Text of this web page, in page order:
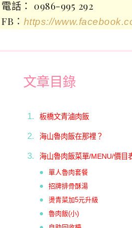
電話： 0986-995 292
FB∶ https://
文章目錄
板橋文青滷肉飯
海山魯肉飯在那裡？
海山魯肉飯菜單/MENU/價目
單人魯肉套餐
招牌排骨酥湯
燙青菜加5元升級
魯肉飯(小)